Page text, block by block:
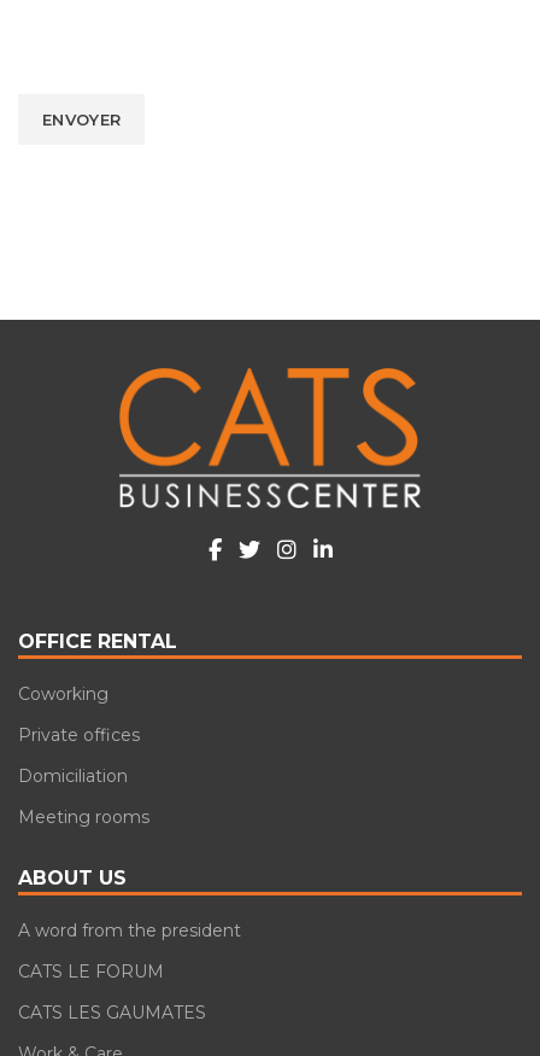
OFFICE RENTAL
Coworking
Private offices
Domiciliation
Meeting rooms
ABOUT US
A word from the president
CATS LE FORUM
CATS LES GAUMATES